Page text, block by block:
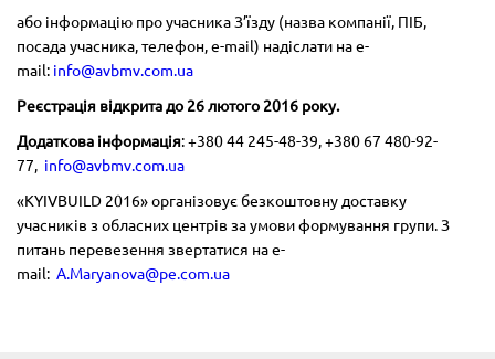
або інформацію про учасника З’їзду (назва компанії, ПІБ,
посада учасника, телефон, e-mail) надіслати на e-
mail: info@avbmv.com.ua
Реєстрація відкрита до 26 лютого 2016 року.
Додаткова інформація: +380 44 245-48-39, +380 67 480-92-
77, info@avbmv.com.ua
«KYIVBUILD 2016» організовує безкоштовну доставку
учасників з обласних центрів за умови формування групи. З
питань перевезення звертатися на e-
mail: A.Maryanova@pe.com.ua